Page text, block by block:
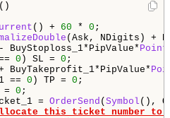
() + 60 * 0 ;
(Ask, NDigits) +
Point
0 ) SL = 0 ;
BuyTakeprofit_1*PipValue*
== 0 ) TP = 0 ;
= 0 ;
= OrderSend ( Symbol (),
this ticket number to